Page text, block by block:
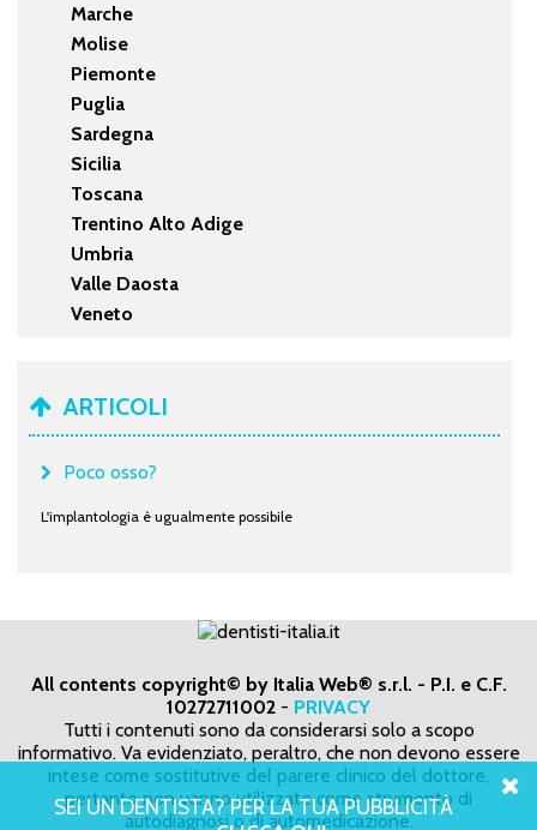
Marche
Molise
Piemonte
Puglia
Sardegna
Sicilia
Toscana
Trentino Alto Adige
Umbria
Valle Daosta
Veneto
ARTICOLI
Poco osso?
L'implantologia è ugualmente possibile
All contents copyright© by Italia Web® s.r.l. - P.I. e C.F.
10272711002 - PRIVACY
Tutti i contenuti sono da considerarsi solo a scopo
informativo. Va evidenziato, peraltro, che non devono essere
intese come sostitutive del parere clinico del dottore,
pertanto non vanno utilizzate come strumento di
autodiagnosi o di automedicazione.
SEI UN DENTISTA? PER LA TUA PUBBLICITÀ